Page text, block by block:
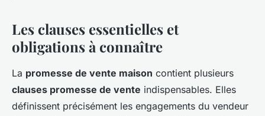
Les clauses essentielles et
obligations à connaître
La promesse de vente maison contient plusieurs
clauses promesse de vente indispensables. Elles
définissent précisément les engagements du vendeur